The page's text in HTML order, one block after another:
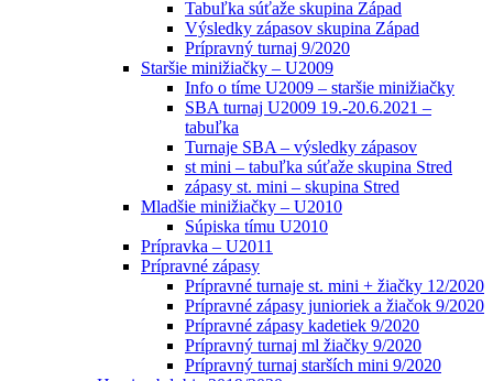
Tabuľka súťaže skupina Západ
Výsledky zápasov skupina Západ
Prípravný turnaj 9/2020
Staršie minižiačky – U2009
Info o tíme U2009 – staršie minižiačky
SBA turnaj U2009 19.-20.6.2021 –
tabuľka
Turnaje SBA – výsledky zápasov
st mini – tabuľka súťaže skupina Stred
zápasy st. mini – skupina Stred
Mladšie minižiačky – U2010
Súpiska tímu U2010
Prípravka – U2011
Prípravné zápasy
Prípravné turnaje st. mini + žiačky 12/2020
Prípravné zápasy junioriek a žiačok 9/2020
Prípravné zápasy kadetiek 9/2020
Prípravný turnaj ml žiačky 9/2020
Prípravný turnaj starších mini 9/2020